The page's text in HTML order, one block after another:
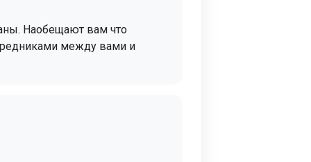
Наобещают вам что
между вами и